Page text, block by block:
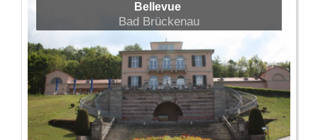
Bellevue
Bad Brückenau